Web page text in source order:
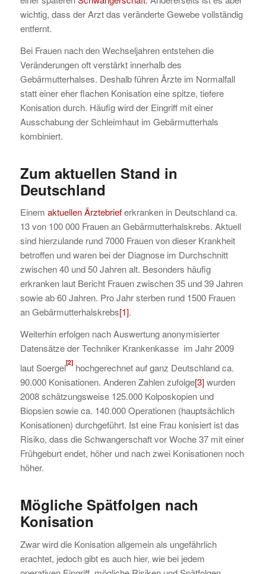
wichtig, dass der Arzt das veränderte Gewebe vollständig
entfernt.
Bei Frauen nach den Wechseljahren entstehen die
Veränderungen oft verstärkt innerhalb des
Gebärmutterhalses. Deshalb führen Ärzte im Normalfall
statt einer eher flachen Konisation eine spitze, tiefere
Konisation durch. Häufig wird der Eingriff mit einer
Ausschabung der Schleimhaut im Gebärmutterhals
kombiniert.
Zum aktuellen Stand in
Deutschland
Einem aktuellen Ärztebrieferkranken in Deutschland ca.
13 von 100 000 Frauen an Gebärmutterhalskrebs. Aktuell
sind hierzulande rund 7000 Frauen von dieser Krankheit
betroffen und waren bei der Diagnose im Durchschnitt
zwischen 40 und 50 Jahren alt. Besonders häufig
erkranken laut Bericht Frauen zwischen 35 und 39 Jahren
sowie ab 60 Jahren. Pro Jahr sterben rund 1500 Frauen
an Gebärmutterhalskrebs[1].
Weiterhin erfolgen nach Auswertung anonymisierter
Datensätze der Techniker Krankenkasse im Jahr 2009
laut Soergel[2]hochgerechnet auf ganz Deutschland ca.
90.000 Konisationen. Anderen Zahlen zufolge[3]wurden
2008 schätzungsweise 125.000 Kolposkopien und
Biopsien sowie ca. 140.000 Operationen (hauptsächlich
Konisationen) durchgeführt. Ist eine Frau konisiert ist das
Risiko, dass die Schwangerschaft vor Woche 37 mit einer
Frühgeburt endet, höher und nach zwei Konisationen noch
höher.
Mögliche Spätfolgen nach
Konisation
Zwar wird die Konisation allgemein als ungefährlich
erachtet, jedoch gibt es auch hier, wie bei jedem